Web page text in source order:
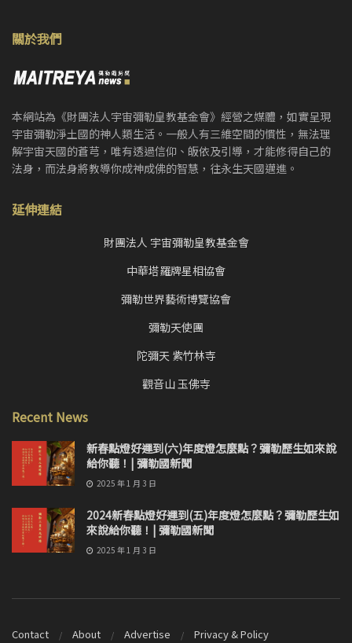
關於我們
本網站為《財團法人宇宙彌勒皇教基金會》經營之媒體，如實呈現
宇宙彌勒淨土國的神人類生活。一般人有三維空間的慣性，無法理
解宇宙天國的蒼芎，唯有透過信仰、皈依及引導，才能修得自己的
法身，而法身將教導你成神成佛的智慧，往永生天國邁進。
延伸連結
財團法人 宇宙彌勒皇教基金會
中華塔羅牌星相協會
彌勒世界藝術博覽協會
彌勒天使團
陀彌天 紫竹林寺
觀音山 玉佛寺
Recent News
新春點燈好運到(六)年度燈怎麼點？彌勒歷生如來說
給你聽！| 彌勒國新聞
2025 年 1 月 3 日
2024新春點燈好運到(五)年度燈怎麼點？彌勒歷生如
來說給你聽！| 彌勒國新聞
2025 年 1 月 3 日
Contact About Advertise Privacy & Policy